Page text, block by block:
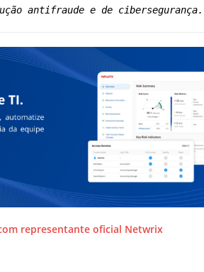
antifraude e de cibersegurança.
representante oficial Netwrix